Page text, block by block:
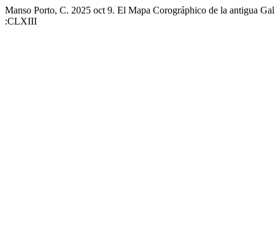
Manso Porto, C. 2025 oct 9. El Mapa Corográphico de la antigua
:CLXIII